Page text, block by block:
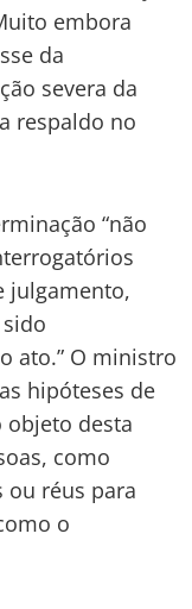
embora
da
severa da
respaldo no
“não
julgamento,
ato.” O ministro
hipóteses de
objeto desta
como
ou réus para
o